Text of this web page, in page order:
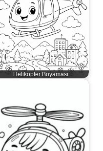
Helikopter Boyaması